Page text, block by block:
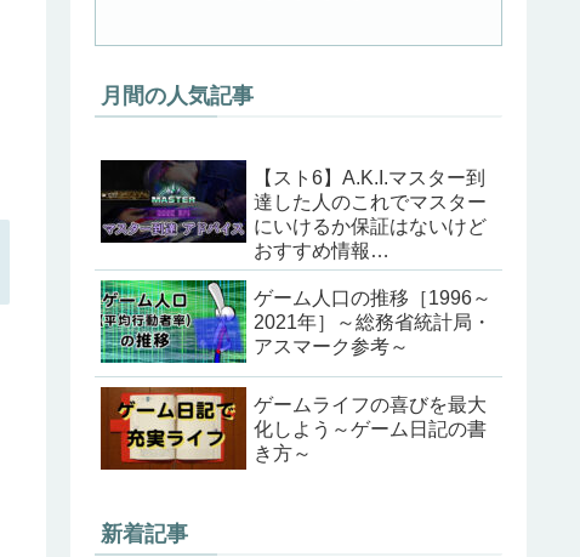
月間の人気記事
【スト6】A.K.I.マスター到
達した人のこれでマスター
にいけるか保証はないけど
おすすめ情報
（202405ver）
ゲーム人口の推移［1996～
2021年］～総務省統計局・
アスマーク参考～
ゲームライフの喜びを最大
化しよう～ゲーム日記の書
き方～
新着記事